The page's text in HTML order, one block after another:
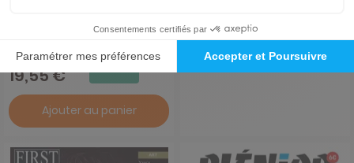
39,56 €
19,55 € -51%
Ajouter au panier